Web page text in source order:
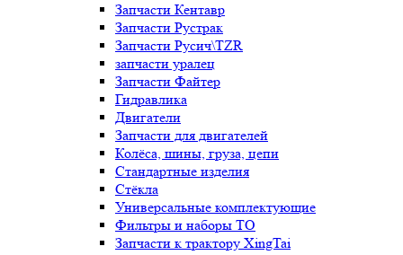
Запчасти Кентавр
Запчасти Рустрак
Запчасти Русич\TZR
запчасти уралец
Запчасти Файтер
Гидравлика
Двигатели
Запчасти для двигателей
Колёса, шины, груза, цепи
Стандартные изделия
Стёкла
Универсальные комплектующие
Фильтры и наборы ТО
Запчасти к трактору XingTai